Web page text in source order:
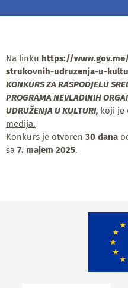
Na linku https://
strukovnih-udruzenja-u-
KONKURS ZA RASPODJELU
PROGRAMA NEVLADINIH
UDRUŽENJA U KULTURI, koji je
medija.
Konkurs je otvoren 30 dana
sa 7. majem 2025.